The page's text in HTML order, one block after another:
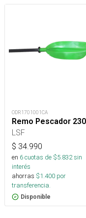
ODR1701001CA
Remo Pescador 230
LSF
$ 34.990
en 6cuotas de $5.832sin
interés
ahorras $1.400 por
transferencia.
Disponible